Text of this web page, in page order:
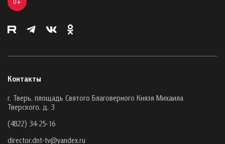
Контакты
г. Тверь, площадь Святого Благоверного Князя Михаила
Тверского, д. 3
(4822) 34-25-16
director.dnt-tv@yandex.ru